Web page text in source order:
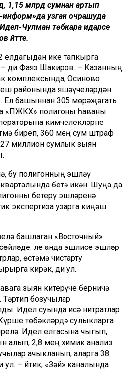
1,15 млрд сумнан артып
информ»да узган очрашуда
Чулман төбәкара идарәсе
әйтте.
ике тапкырга
– ди Фаяз Шакиров. – Казанның
комплексында, Осиново
районында яшәүчеләрдән
Ел башыннан 305 мөрәҗәгать
«ПЖКХ» полигоны һаваны
кимчелекләрне
биреп, 360 мең сум штраф
миллион сумлык зыян
бу полигонның эшләү
бетә икән. Шуңа да
бетерү эшләренә
экспертиза узарга киңәш
башлаган «Восточный»
Әле анда эшлисе эшләр
өстәмә чистарту
кирәк, ди ул.
зыян китерүче берничә
бозучылар
Идел суында исә нитратлар
төбәкләрдә сулыкларга
Идел елгасына чыгып,
алып, 2,8 мең химик анализ
ачыкланып, аларга 38
– Әйтик, «Зәй» каналында